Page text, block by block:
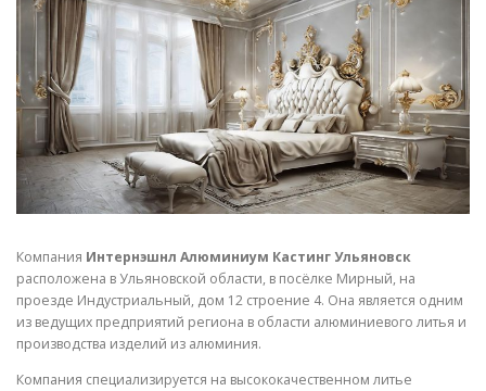
СТАТЬИ
Компания Интернэшнл Алюминиум Кастинг Ульяновск
расположена в Ульяновской области, в посёлке Мирный, на
проезде Индустриальный, дом 12 строение 4. Она является одним
из ведущих предприятий региона в области алюминиевого литья и
производства изделий из алюминия.
Компания специализируется на высококачественном литье